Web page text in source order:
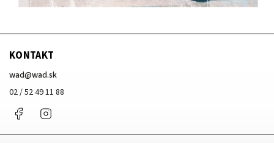
KONTAKT
wad@wad.sk
02 / 52 49 11 88
Facebook